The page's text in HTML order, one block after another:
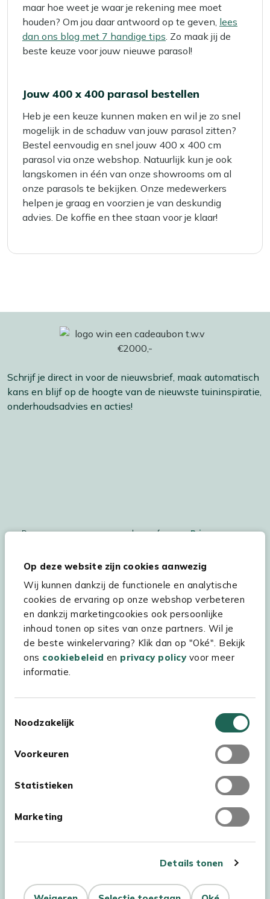
Op deze website zijn cookies aanwezig
Wij kunnen dankzij de functionele en analytische
cookies de ervaring op onze webshop verbeteren
en dankzij marketingcookies ook persoonlijke
inhoud tonen op sites van onze partners. Wil je
de beste winkelervaring? Klik dan op "Oké". Bekijk
ons cookiebeleid en privacy policyvoor meer
informatie.
Noodzakelijk
Voorkeuren
Statistieken
Marketing
Details tonen
maar hoe weet je waar je rekening mee moet
houden? Om jou daar antwoord op te geven, lees
dan ons blog met 7 handige tips . Zo maak jij de
beste keuze voor jouw nieuwe parasol!
Jouw 400 x 400 parasol bestellen
Heb je een keuze kunnen maken en wil je zo snel
mogelijk in de schaduw van jouw parasol zitten?
Bestel eenvoudig en snel jouw 400 x 400 cm
parasol via onze webshop. Natuurlijk kun je ook
langskomen in één van onze showrooms om al
onze parasols te bekijken. Onze medewerkers
helpen je graag en voorzien je van deskundig
advies. De koffie en thee staan voor je klaar!
Schrijf je direct in voor de nieuwsbrief, maak automatisch
kans en blijf op de hoogte van de nieuwste tuininspiratie,
onderhoudsadvies en acties!
De persoonsgegegevens worden conform onsPrivacy
Hulp & service
Assortiment
Kees Smit Tuinmeubelen
Experience Stores XXL